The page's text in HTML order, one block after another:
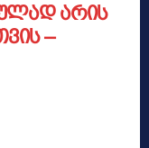
არის
–